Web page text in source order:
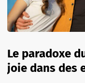
Le paradoxe
joie dans des